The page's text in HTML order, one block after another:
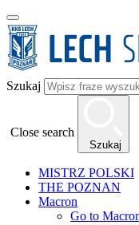
Szukaj
Close search
Szukaj
MISTRZ POLSKI
THE POZNAN
Macron
Go to